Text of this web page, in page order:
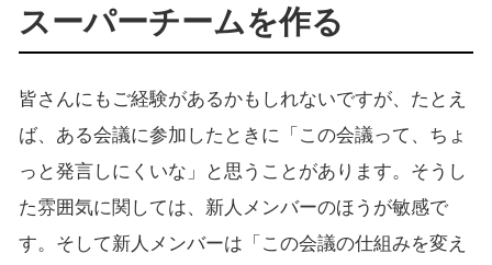
スーパーチームを作る
皆さんにもご経験があるかもしれないですが、たとえ
ば、ある会議に参加したときに「この会議って、ちょ
っと発言しにくいな」と思うことがあります。そうし
た雰囲気に関しては、新人メンバーのほうが敏感で
す。そして新人メンバーは「この会議の仕組みを変え